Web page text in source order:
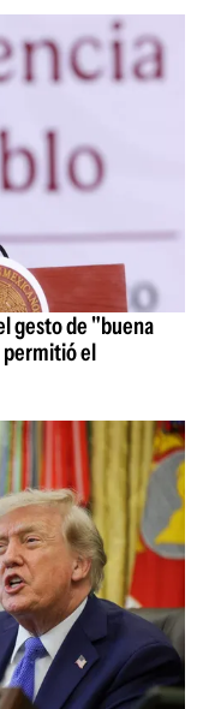
gesto de "buena
permitió el